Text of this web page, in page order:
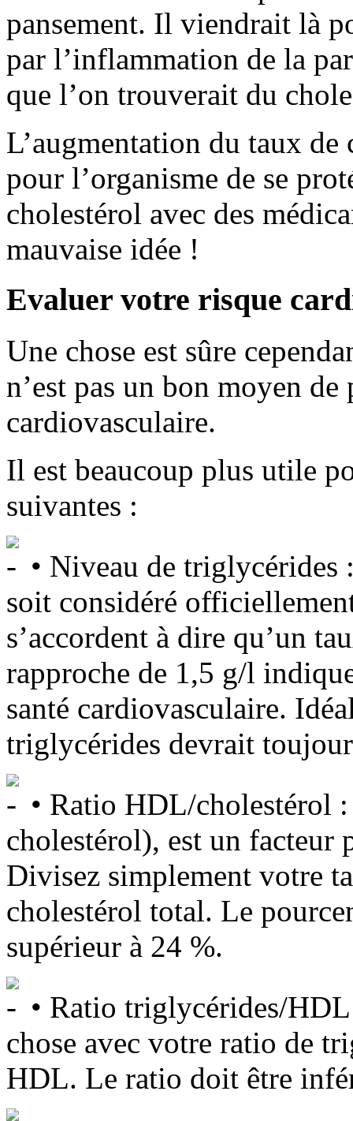
pansement. Il viendrait là
par l’inflammation de la
que l’on trouverait du
L’augmentation du taux
pour l’organisme de se
cholestérol avec des
mauvaise idée !
Evaluer votre risque
Une chose est sûre
n’est pas un bon moyen
cardiovasculaire.
Il est beaucoup plus utile
suivantes :
• Niveau de triglycérides
soit considéré
s’accordent à dire qu’un
rapproche de 1,5 g/l
santé cardiovasculaire.
triglycérides devrait
• Ratio HDL/cholestérol
cholestérol), est un facteur
Divisez simplement votre
cholestérol total. Le
supérieur à 24 %.
• Ratio triglycérides/
chose avec votre ratio de
HDL. Le ratio doit être